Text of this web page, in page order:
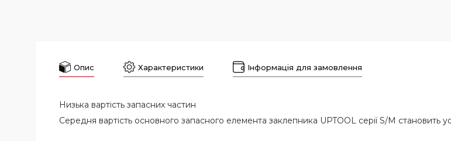
Опис Характеристики Інформація для замовлення
Низька вартість запасних частин
Середня вартість основного запасного елемента заклепника UPTOOL серії S/M становить